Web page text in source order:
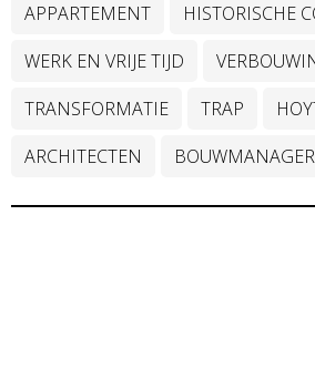
APPARTEMENT
HISTORISCHE
WERK EN VRIJE TIJD
TRANSFORMATIE
TRAP
ARCHITECTEN